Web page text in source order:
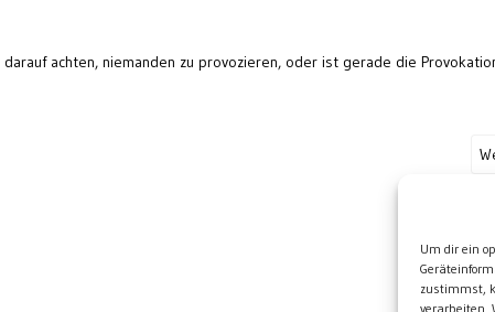
Um dir ein
zustimmst,
verarbeiten.
achten, niemanden zu provozieren, oder ist gerade die